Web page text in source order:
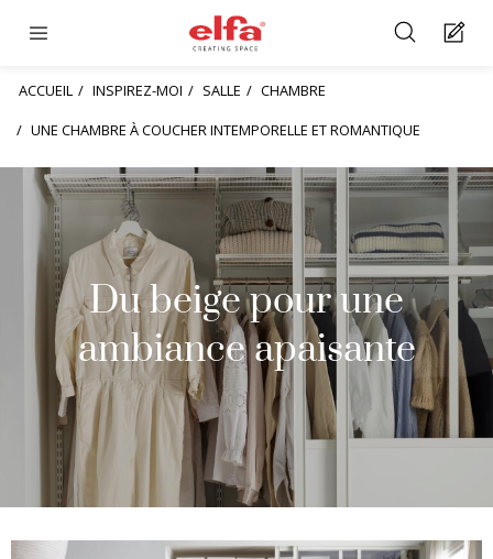
ACCUEIL INSPIREZ-MOI SALLE
CHAMBRE
UNE CHAMBRE À COUCHER INTEMPORELLE ET ROMANTIQUE
Du beige pour une
ambiance apaisante